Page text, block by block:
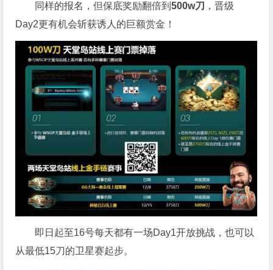
同样的报名，但保底奖励翻倍到500w刀 ，晋级
Day2更有机会斩获诱人的巨额赏金！
即日起至16号每天都有一场Day1开放挑战，也可以
从最低15刀的卫星赛起步。